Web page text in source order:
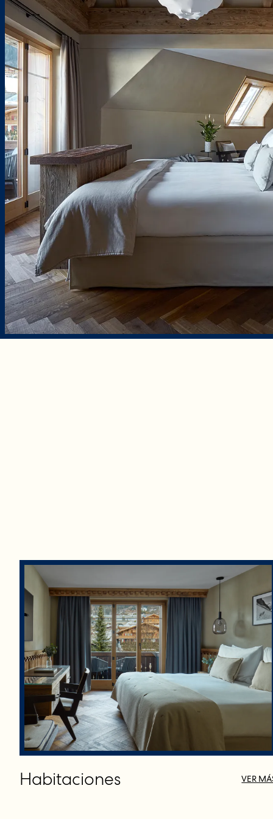
Habitaciones VER